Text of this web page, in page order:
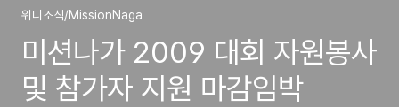
위디소식/MissionNaga
미션나가 2009 대회 자원봉사
및 참가자 지원 마감임박